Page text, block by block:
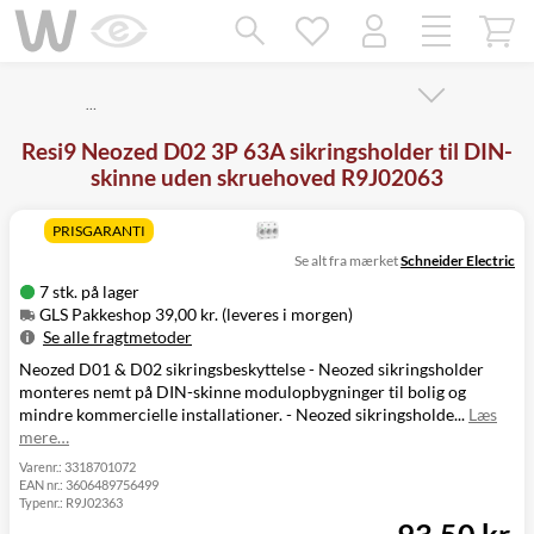
…
Resi9 Neozed D02 3P 63A sikringsholder til DIN-
skinne uden skruehoved R9J02063
PRISGARANTI
7 stk. på lager
GLS Pakkeshop 39,00 kr. (leveres i morgen)
Se alle fragtmetoder
Metode
Pris
Leveres
GLS Pakkeshop
39,00 kr.
I morgen
GLS
Hjemmelevering
GLS Erhverv
Click&Collect i
Svenstrup
Se alt fra mærketSchneider Electric
Neozed D01 & D02 sikringsbeskyttelse - Neozed sikringsholder
monteres nemt på DIN-skinne modulopbygninger til bolig og
mindre kommercielle installationer. - Neozed sikringsholde... Læs
mere…
Varenr.: 3318701072
EAN nr.: 3606489756499
Typenr.: R9J02363
Mangler chatten?
Ret samtykke!